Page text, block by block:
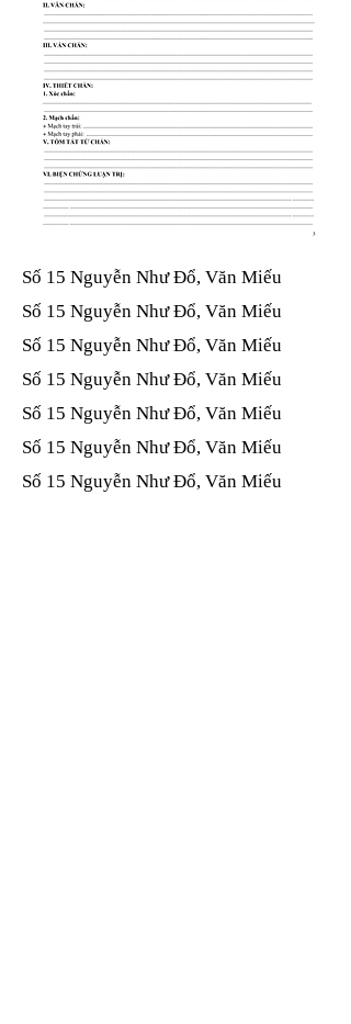
Số 15 Nguyễn Như Đổ, Văn Miếu​​​​
Số 15 Nguyễn Như Đổ, Văn Miếu​​​​
Số 15 Nguyễn Như Đổ, Văn Miếu​​​​
Số 15 Nguyễn Như Đổ, Văn Miếu​​​​
Số 15 Nguyễn Như Đổ, Văn Miếu​​​​
Số 15 Nguyễn Như Đổ, Văn Miếu​​​​
Số 15 Nguyễn Như Đổ, Văn Miếu​​​​